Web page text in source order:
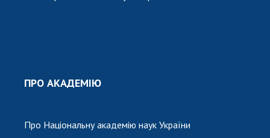
ПРО АКАДЕМІЮ
Про Національну академію наук України